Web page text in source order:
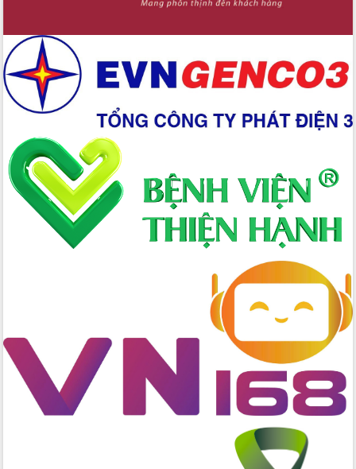
trong hành trình chuyển đổi số tại Đắk
Lắk
Đắk Lắk nâng cao hiệu quả công tác
Đảng từ Sổ tay đảng viên điện tử
Đắk Lắk đẩy mạnh nuôi biển công
nghệ, hướng tới phát triển thủy sản
bền vững
Tập huấn nâng cao năng lực triển khai
chuyển đổi số cho cán bộ, công chức
cấp xã
Đắk Lắk phát động hưởng ứng Ngày
Quyền của người tiêu dùng Việt Nam
Phó Bí thư Tỉnh ủy Đắk Lắk Đỗ Hữu
Huy giữ chức Bí thư Đảng ủy Ủy Ban
Nhân dân tỉnh
Bệnh án điện tử thúc đẩy chuyển đổi
số y tế tại Đắk Lắk